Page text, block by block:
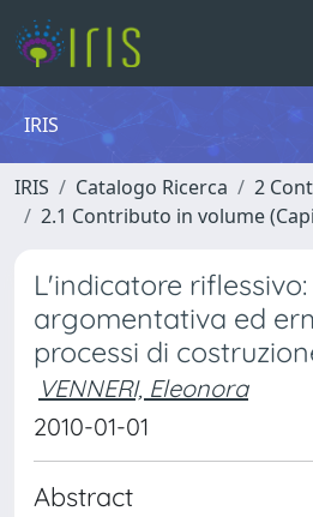
IRIS
IRIS Catalogo Ricerca
2
2.1 Contributo in volume
L'indicatore
argomentativa ed
processi di
VENNERI, Eleonora
2010-01-01
Abstract